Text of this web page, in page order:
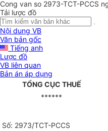
Cong van so 2973-TCT-PCCS
Tải lược đồ
Nội dung VB
Văn bản gốc
Tiếng anh
Lược đồ
VB liên quan
Bản án áp dụng
TỔNG CỤC THUẾ
******
Số: 2973/TCT-PCCS